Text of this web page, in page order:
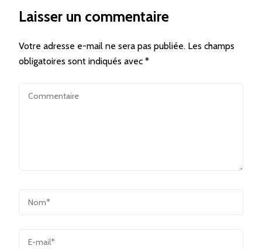
Laisser un commentaire
Votre adresse e-mail ne sera pas publiée. Les champs
obligatoires sont indiqués avec *